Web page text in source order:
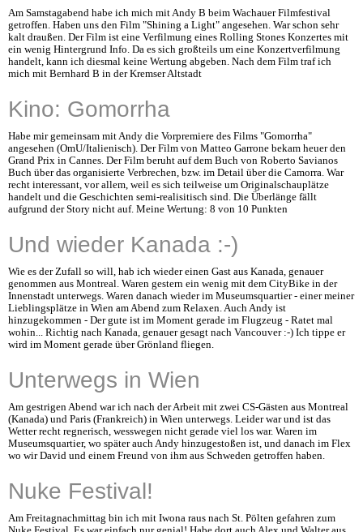
Am Samstagabend habe ich mich mit Andy B beim Wachauer Filmfestival
getroffen. Haben uns den Film "Shining a Light" angesehen. War schon sehr
kalt draußen. Der Film ist eine Verfilmung eines Rolling Stones Konzertes mit
ein wenig Hintergrund Info. Da es sich großteils um eine Konzertverfilmung
handelt, kann ich diesmal keine Wertung abgeben. Nach dem Film traf ich
mich mit Bernhard B in der Kremser Altstadt
Kino: Gomorrha
Habe mir gemeinsam mit Andy die Vorpremiere des Films "Gomorrha"
angesehen (OmU/Italienisch). Der Film von Matteo Garrone bekam heuer den
Grand Prix in Cannes. Der Film beruht auf dem Buch von Roberto Savianos
Buch über das organisierte Verbrechen, bzw. im Detail über die Camorra. War
recht interessant, vor allem, weil es sich teilweise um Originalschauplätze
handelt und die Geschichten semi-realisitisch sind. Die Überlänge fällt
aufgrund der Story nicht auf. Meine Wertung: 8 von 10 Punkten
Und wieder Kanada :-)
Wie es der Zufall so will, hab ich wieder einen Gast aus Kanada, genauer
genommen aus Montreal. Waren gestern ein wenig mit dem CityBike in der
Innenstadt unterwegs. Waren danach wieder im Museumsquartier - einer meiner
Lieblingsplätze in Wien am Abend zum Relaxen. Auch Andy ist
hinzugekommen - Der gute ist im Moment gerade im Flugzeug - Ratet mal
wohin... Richtig nach Kanada, genauer gesagt nach Vancouver :-) Ich tippe er
wird im Moment gerade über Grönland fliegen.
Unterwegs in Wien
Am gestrigen Abend war ich nach der Arbeit mit zwei CS-Gästen aus Montreal
(Kanada) und Paris (Frankreich) in Wien unterwegs. Leider war und ist das
Wetter recht regnerisch, wesswegen nicht gerade viel los war. Waren im
Museumsquartier, wo später auch Andy hinzugestoßen ist, und danach im Flex
wo wir David und einem Freund von ihm aus Schweden getroffen haben.
Nuke Festival!
Am Freitagnachmittag bin ich mit Iwona raus nach St. Pölten gefahren zum